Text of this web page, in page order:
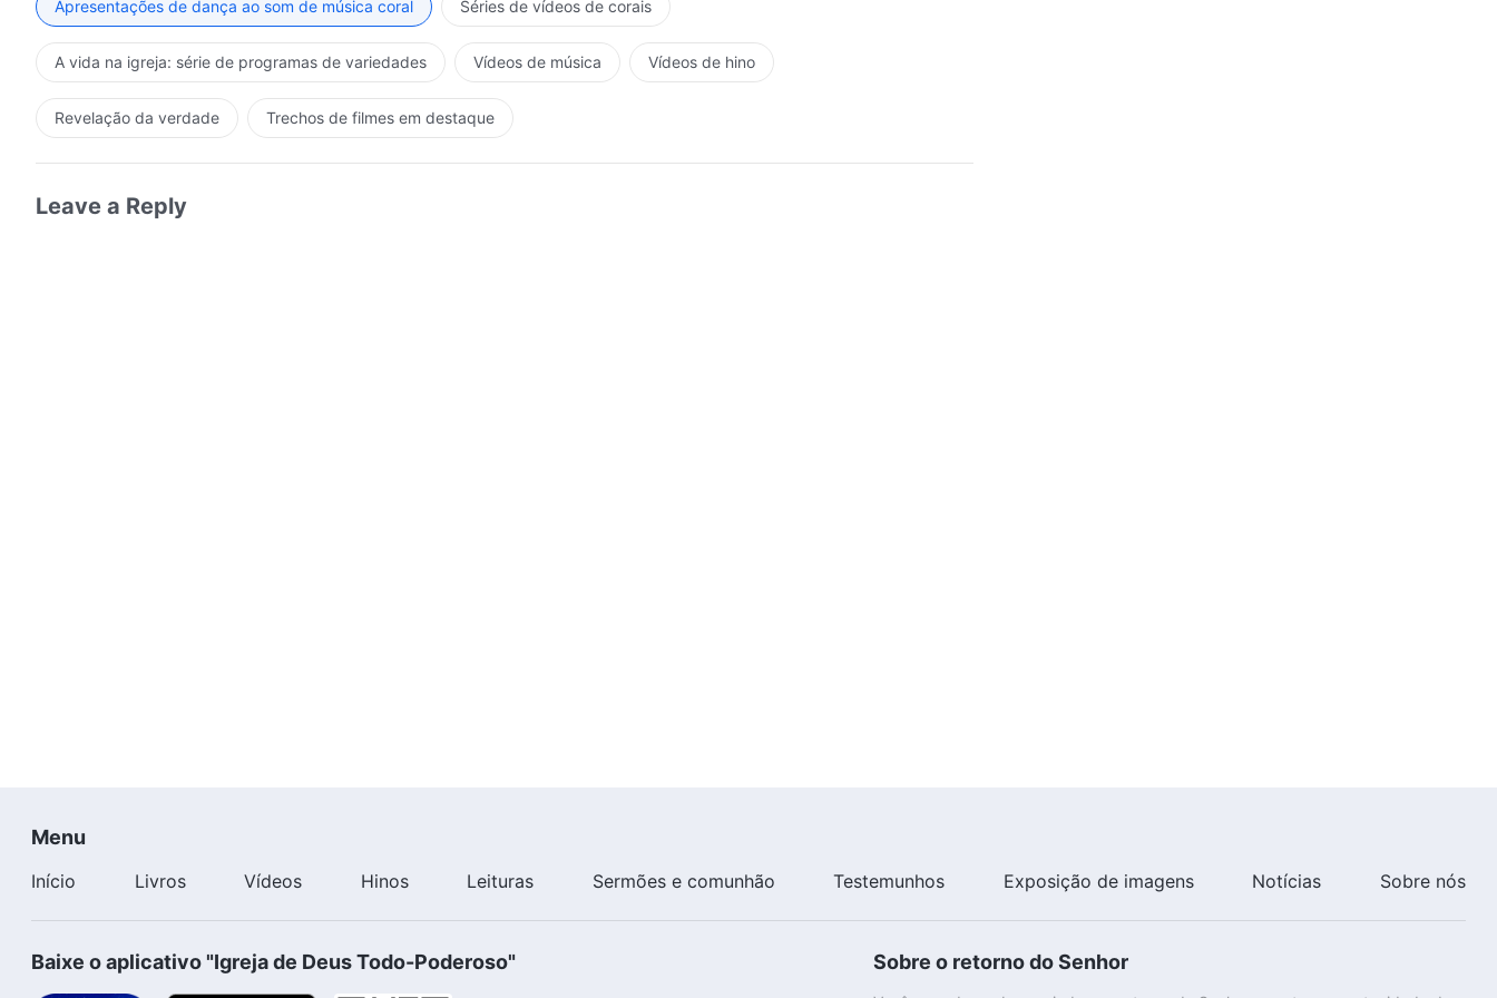
Canção de louvor "Vamos cantar
Apresentações de dança ao som de música coral Séries de vídeos de corais
A vida na igreja: série de programas de variedades Vídeos de música Vídeos de hino
Revelação da verdade Trechos de filmes em destaque
Leave a Reply
Menu
Início Livros Vídeos Hinos Leituras Sermões e comunhão Testemunhos Exposição de imagens Notícias Sobre nós
Baixe o aplicativo "Igreja de Deus Todo-Poderoso" Sobre o retorno do Senhor